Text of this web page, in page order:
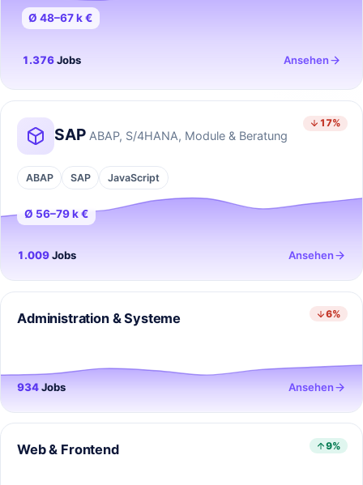
Ø 48–67 k €
1.376Jobs Ansehen
17%
SAP ABAP, S/4HANA, Module & Beratung
ABAP SAP JavaScript
Ø 56–79 k €
1.009Jobs Ansehen
6%
Administration & Systeme
934Jobs Ansehen
9%
Web & Frontend